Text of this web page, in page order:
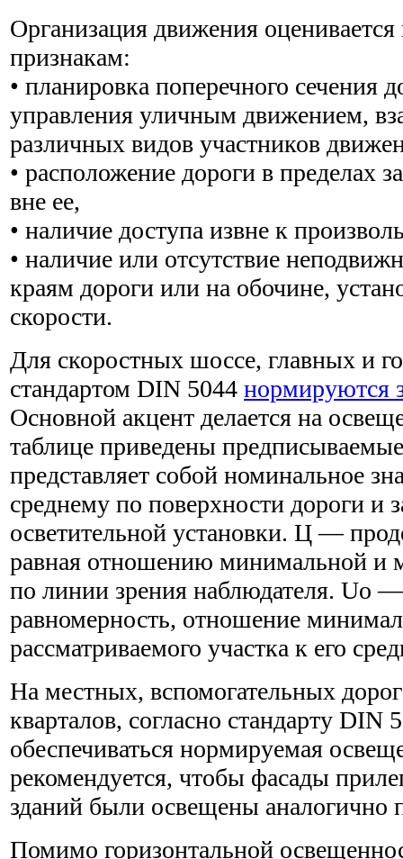
Организация движения
признакам:
• планировка поперечного сечения
управления уличным движением,
различных видов участников
• расположение дороги в пределах
вне ее,
• наличие доступа извне к
• наличие или отсутствие
краям дороги или на обочине,
скорости.
Для скоростных шоссе, главных и
стандартом DIN 5044 нормируются
Основной акцент делается на
таблице приведены
представляет собой номинальное
среднему по поверхности дороги и
осветительной установки. Ц —
равная отношению минимальной и
по линии зрения наблюдателя. Uo
равномерность, отношение
рассматриваемого участка к его
На местных, вспомогательных
кварталов, согласно стандарту DIN
обеспечиваться нормируемая
рекомендуется, чтобы фасады
зданий были освещены аналогично
Помимо горизонтальной